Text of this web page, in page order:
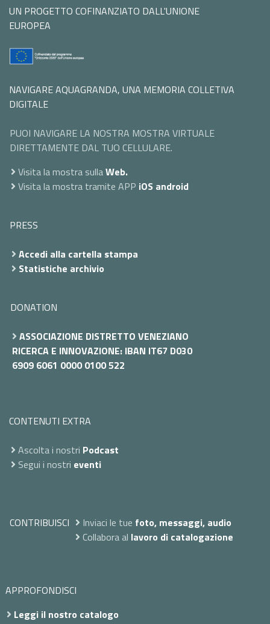
UN PROGETTO COFINANZIATO DALL'UNIONE
EUROPEA
NAVIGARE AQUAGRANDA, UNA MEMORIA COLLETIVA
DIGITALE
PUOI NAVIGARE LA NOSTRA MOSTRA VIRTUALE
DIRETTAMENTE DAL TUO CELLULARE.
Visita la mostra sullaWeb.
Visita la mostra tramite APP iOS android
PRESS
Accedi alla cartella stampa
Statistiche archivio
DONATION
ASSOCIAZIONE DISTRETTO VENEZIANO
RICERCA E INNOVAZIONE: IBAN IT67 D030
6909 6061 0000 0100 522
CONTENUTI EXTRA
Ascolta i nostri Podcast
Segui i nostri eventi
CONTRIBUISCI Inviaci le tue foto, messaggi, audio
Collabora al lavoro di catalogazione
APPROFONDISCI
Leggi il nostro catalogo